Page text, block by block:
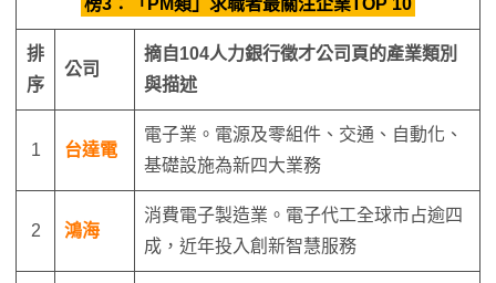
榜3：「PM類」求職者最關注企業TOP 10
排
序
公司
摘自104人力銀行徵才公司頁的產業類別
與描述
1 台達電
電子業。電源及零組件、交通、自動化、
基礎設施為新四大業務
2 鴻海
消費電子製造業。電子代工全球市占逾四
成，近年投入創新智慧服務